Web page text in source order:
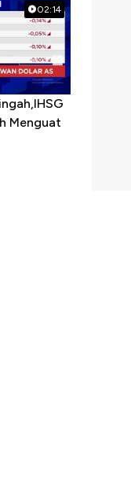
02:14
Menguat